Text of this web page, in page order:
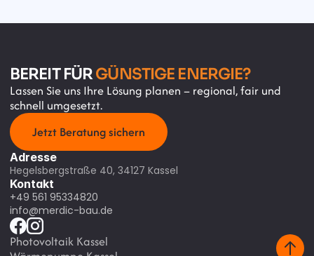
BEREIT FÜR GÜNSTIGE ENERGIE?
Lassen Sie uns Ihre Lösung planen – regional, fair und
schnell umgesetzt.
Jetzt Beratung sichern
Adresse
Hegelsbergstraße 40, 34127 Kassel
Kontakt
+49 561 95334820
info@merdic-bau.de
Photovoltaik Kassel